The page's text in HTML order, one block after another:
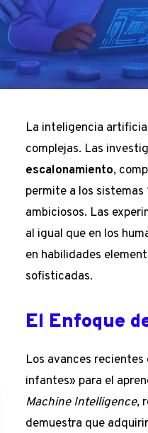
La inteligencia
complejas. Las
escalonamiento,
permite a los
ambiciosos. Las
al igual que en los
en habilidades
sofisticadas.
El Enfoque
Los avances
infantes» para el
Machine Intelligence,
demuestra que